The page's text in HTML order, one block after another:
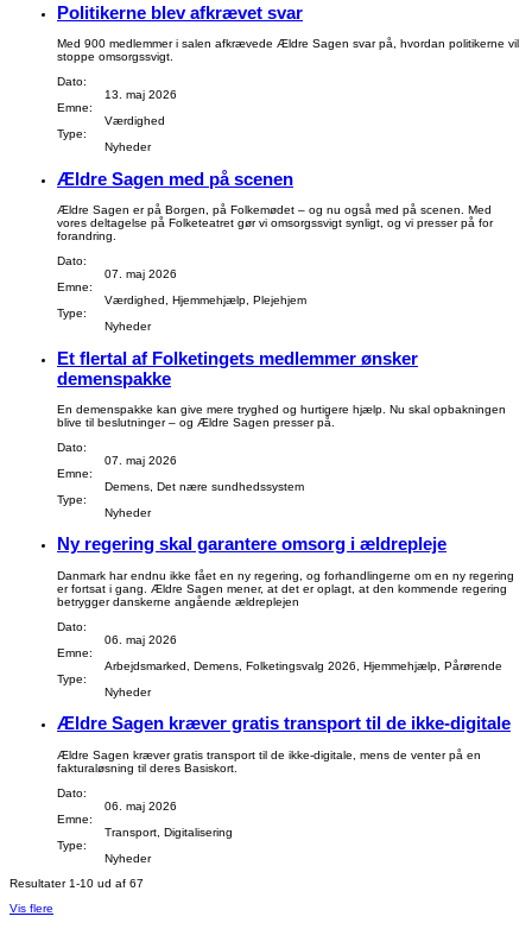
Politikerne blev afkrævet svar
Med 900 medlemmer i salen afkrævede Ældre Sagen svar på, hvordan politikerne vil
stoppe omsorgssvigt.
Dato:
13. maj 2026
Emne:
Værdighed
Type:
Nyheder
Ældre Sagen med på scenen
Ældre Sagen er på Borgen, på Folkemødet – og nu også med på scenen. Med
vores deltagelse på Folketeatret gør vi omsorgssvigt synligt, og vi presser på for
forandring.
Dato:
07. maj 2026
Emne:
Værdighed, Hjemmehjælp, Plejehjem
Type:
Nyheder
Et flertal af Folketingets medlemmer ønsker
demenspakke
En demenspakke kan give mere tryghed og hurtigere hjælp. Nu skal opbakningen
blive til beslutninger – og Ældre Sagen presser på.
Dato:
07. maj 2026
Emne:
Demens, Det nære sundhedssystem
Type:
Nyheder
Ny regering skal garantere omsorg i ældrepleje
Danmark har endnu ikke fået en ny regering, og forhandlingerne om en ny regering
er fortsat i gang. Ældre Sagen mener, at det er oplagt, at den kommende regering
betrygger danskerne angående ældreplejen
Dato:
06. maj 2026
Emne:
Arbejdsmarked, Demens, Folketingsvalg 2026, Hjemmehjælp, Pårørende
Type:
Nyheder
Ældre Sagen kræver gratis transport til de ikke-digitale
Ældre Sagen kræver gratis transport til de ikke-digitale, mens de venter på en
fakturaløsning til deres Basiskort.
Dato:
06. maj 2026
Emne:
Transport, Digitalisering
Type:
Nyheder
Resultater 1-10 ud af 67
Vis flere